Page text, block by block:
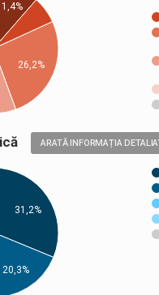
26,2%
ARATĂ INFORMAȚIA
31,2%
20,3%